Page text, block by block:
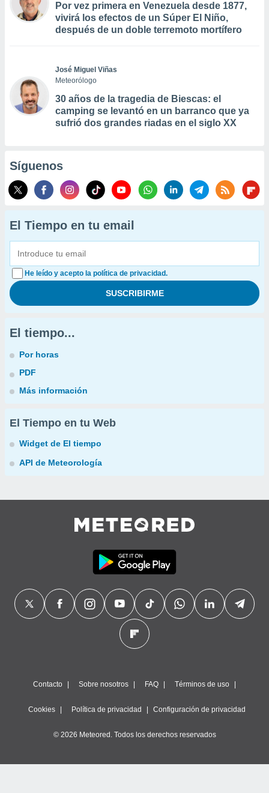
Por vez primera en Venezuela desde 1877,
vivirá los efectos de un Súper El Niño,
después de un doble terremoto mortífero
José Miguel Viñas
Meteorólogo
30 años de la tragedia de Biescas: el
camping se levantó en un barranco que ya
sufrió dos grandes riadas en el siglo XX
Síguenos
El Tiempo en tu email
He leído y acepto la política de privacidad.
El tiempo...
Por horas
PDF
Más información
El Tiempo en tu Web
Widget de El tiempo
API de Meteorología
Contacto Sobre nosotros FAQ Términos de uso
Cookies Política de privacidad Configuración de privacidad
© 2026 Meteored. Todos los derechos reservados